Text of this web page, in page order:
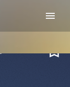
menu
bookmark_border